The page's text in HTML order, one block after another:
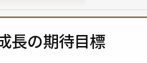
長の期待目標